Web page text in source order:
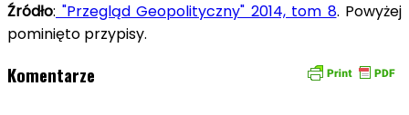
Źródło: "Przegląd Geopolityczny" 2014, tom 8. Powyżej
pominięto przypisy.
Komentarze